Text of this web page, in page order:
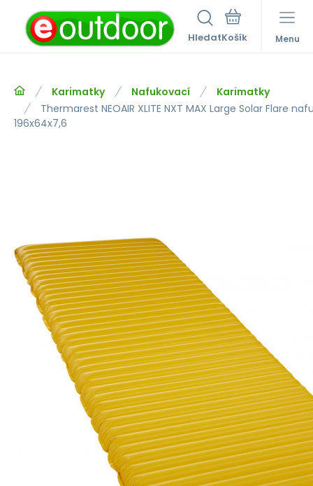
Hledat Menu
Karimatky Nafukovací
Karimatky
Thermarest NEOAIR XLITE NXT MAX Large Solar Flare
196x64x7,6